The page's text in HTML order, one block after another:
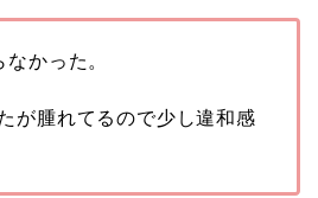
かった。
が腫れてるので少し違和感